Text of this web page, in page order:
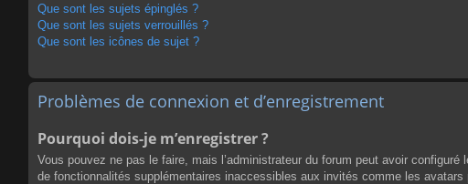
Que sont les sujets épinglés ?
Que sont les sujets verrouillés ?
Que sont les icônes de sujet ?
Problèmes de connexion et d’enregistrement
Pourquoi dois-je m’enregistrer ?
Vous pouvez ne pas le faire, mais l’administrateur du forum peut avoir
de fonctionnalités supplémentaires inaccessibles aux invités comme les